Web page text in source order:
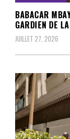
BABACAR
GARDIEN DE
JUILLET 27, 2026